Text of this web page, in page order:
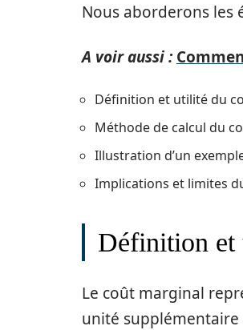
Nous aborderons les
A voir aussi :
Définition et utilité du
Méthode de calcul du
Illustration d’un
Implications et limites
Définition et
Le coût marginal
unité supplémentaire